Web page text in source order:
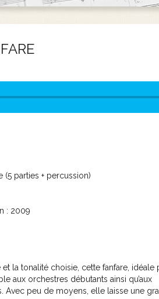
(5 parties + percussion)
: 2009
et la tonalité choisie, cette fanfare,
aux orchestres débutants ainsi qu’aux
Avec peu de moyens, elle laisse une